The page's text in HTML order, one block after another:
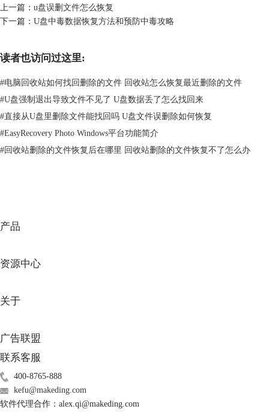
上一篇： u盘误删文件怎么恢复
下一篇： U盘中毒数据恢复方法和预防中毒攻略
读者也访问过这里:
#电脑回收站如何找回删除的文件 回收站怎么恢复最近删除的文件
#U盘强制退出导致文件不见了 U盘数据丢了怎么找回来
#直接从U盘里删除文件能找回吗 U盘文件误删除如何恢复
#EasyRecovery Photo Windows平台功能简介
#回收站删除的文件恢复后在哪里 回收站删除的文件恢复不了怎么办
产品
资源中心
关于
广告联盟
联系客服
400-8765-888
kefu@makeding.com
软件代理合作：alex.qi@makeding.com